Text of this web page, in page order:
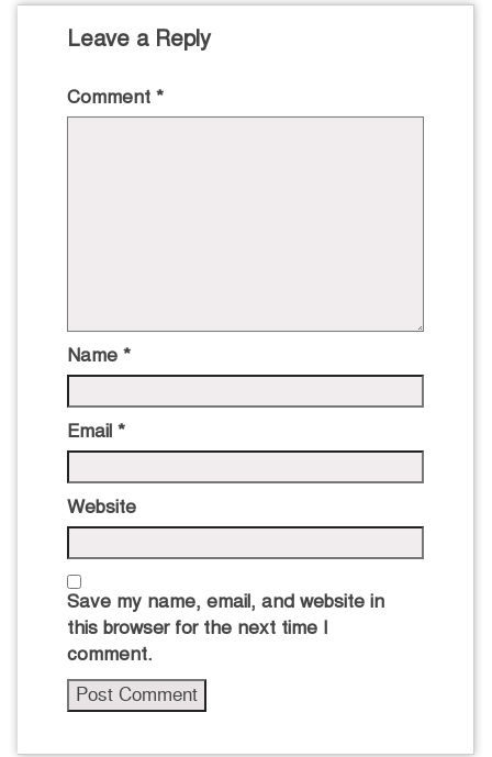
Leave a Reply
Comment *
Name *
Email *
Website
Save my name, email, and website in
this browser for the next time I
comment.